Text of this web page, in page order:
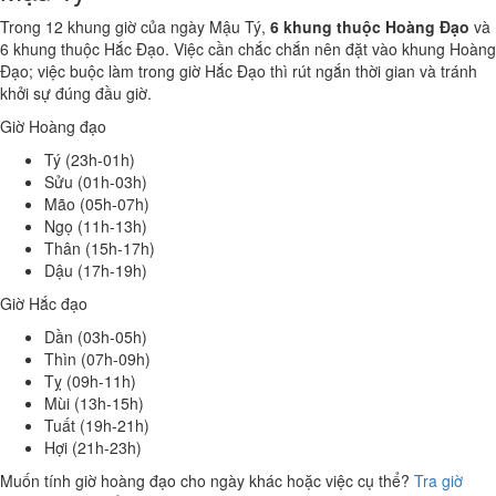
Trong 12 khung giờ của ngày Mậu Tý, 6 khung thuộc Hoàng Đạo và
6 khung thuộc Hắc Đạo. Việc cần chắc chắn nên đặt vào khung Hoàng
Đạo; việc buộc làm trong giờ Hắc Đạo thì rút ngắn thời gian và tránh
khởi sự đúng đầu giờ.
Giờ Hoàng đạo
Tý (23h-01h)
Sửu (01h-03h)
Mão (05h-07h)
Ngọ (11h-13h)
Thân (15h-17h)
Dậu (17h-19h)
Giờ Hắc đạo
Dần (03h-05h)
Thìn (07h-09h)
Tỵ (09h-11h)
Mùi (13h-15h)
Tuất (19h-21h)
Hợi (21h-23h)
Muốn tính giờ hoàng đạo cho ngày khác hoặc việc cụ thể? Tra giờ